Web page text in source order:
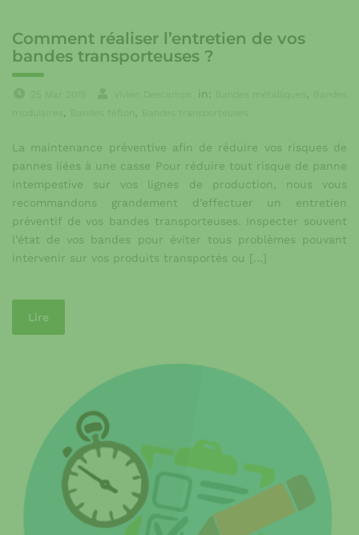
Comment réaliser l’entretien de vos
bandes transporteuses ?
in: Bandes métalliques ,
, Bandes téflon , Bandes transporteuses
La maintenance préventive afin de réduire vos risques de
pannes liées à une casse Pour réduire tout risque de panne
intempestive sur vos lignes de production, nous vous
recommandons grandement d’effectuer un entretien
préventif de vos bandes transporteuses. Inspecter souvent
l’état de vos bandes pour éviter tous problèmes pouvant
intervenir sur vos produits transportés ou […]
Lire